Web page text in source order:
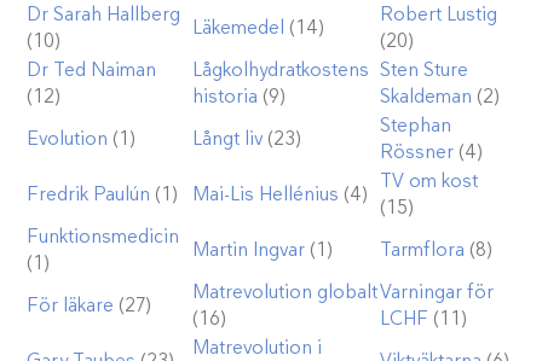
Dr Sarah Hallberg
(10)
Läkemedel (14)
Robert Lustig
(20)
Dr Ted Naiman
(12)
Lågkolhydratkostens
historia (9)
Sten Sture
Skaldeman (2)
Evolution (1) Långt liv (23)
Stephan
Rössner (4)
Fredrik Paulún (1) Mai-Lis Hellénius (4)
TV om kost
(15)
Funktionsmedicin
(1)
Martin Ingvar (1) Tarmflora (8)
För läkare (27)
Matrevolution globalt
(16)
Varningar för
LCHF (11)
Matrevolution i